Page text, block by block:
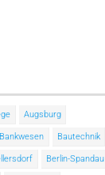
Augsburg
Bankwesen Bautechnik
Berlin-Spandau